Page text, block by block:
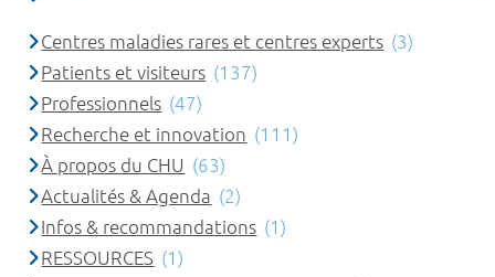
Centres maladies rares et centres experts (3)
Patients et visiteurs (137)
Professionnels (47)
Recherche et innovation (111)
À propos du CHU (63)
Actualités & Agenda (2)
Infos & recommandations (1)
RESSOURCES (1)